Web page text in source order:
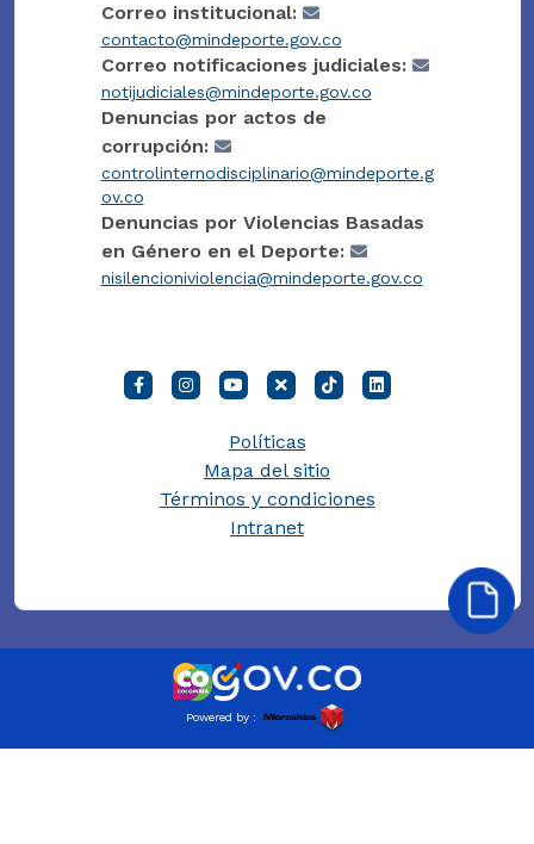
Correo institucional:
contacto@mindeporte.gov.co
Correo notificaciones judiciales:
notijudiciales@mindeporte.gov.co
Denuncias por actos de
corrupción:
controlinternodisciplinario@mindeporte.g
ov.co
Denuncias por Violencias Basadas
en Género en el Deporte:
nisilencioniviolencia@mindeporte.gov.co
Políticas
Mapa del sitio
Términos y condiciones
Intranet
Powered by :